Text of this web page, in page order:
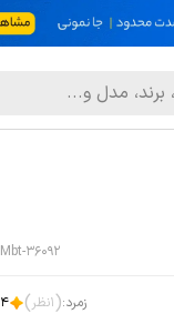
Mbt-36092
زمرد:(
1نظر)
4